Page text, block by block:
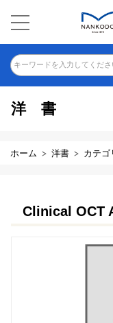
キーワードを入力してくださ
洋書
ホーム 洋書 カテゴ
Clinical OCT